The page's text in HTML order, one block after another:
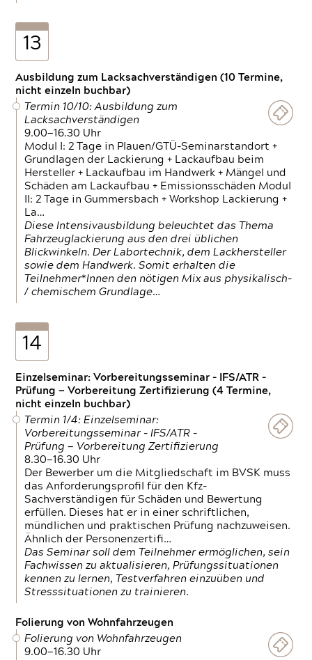
13
Ausbildung zum Lacksachverständigen (10 Termine,
nicht einzeln buchbar)
Termin 10/10: Ausbildung zum
Lacksachverständigen
9.00—16.30 Uhr
Modul I: 2 Tage in Plauen/GTÜ-Seminarstandort +
Grundlagen der Lackierung + Lackaufbau beim
Hersteller + Lackaufbau im Handwerk + Mängel und
Schäden am Lackaufbau + Emissionsschäden Modul
II: 2 Tage in Gummersbach + Workshop Lackierung +
La…
Diese Intensivausbildung beleuchtet das Thema
Fahrzeuglackierung aus den drei üblichen
Blickwinkeln. Der Labortechnik, dem Lackhersteller
sowie dem Handwerk. Somit erhalten die
Teilnehmer*Innen den nötigen Mix aus physikalisch-
/ chemischem Grundlage…
14
Einzelseminar: Vorbereitungsseminar - IFS/ATR -
Prüfung — Vorbereitung Zertifizierung (4 Termine,
nicht einzeln buchbar)
Termin 1/4: Einzelseminar:
Vorbereitungsseminar - IFS/ATR -
Prüfung — Vorbereitung Zertifizierung
8.30—16.30 Uhr
Der Bewerber um die Mitgliedschaft im BVSK muss
das Anforderungsprofil für den Kfz-
Sachverständigen für Schäden und Bewertung
erfüllen. Dieses hat er in einer schriftlichen,
mündlichen und praktischen Prüfung nachzuweisen.
Ähnlich der Personenzertifi…
Das Seminar soll dem Teilnehmer ermöglichen, sein
Fachwissen zu aktualisieren, Prüfungssituationen
kennen zu lernen, Testverfahren einzuüben und
Stresssituationen zu trainieren.
Folierung von Wohnfahrzeugen
Folierung von Wohnfahrzeugen
9.00—16.30 Uhr